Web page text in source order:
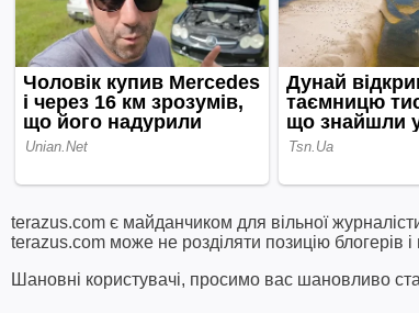
terazus.com є майданчиком для вільної
terazus.com може не розділяти позицію блогерів
Шановні користувачі, просимо вас шановливо